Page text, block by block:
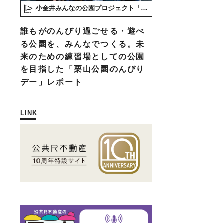
小金井みんなの公園プロジェクト「play here」
誰もがのんびり過ごせる・遊べ
る公園を、みんなでつくる。未
来のための練習場としての公園
を目指した「栗山公園のんびり
デー」レポート
LINK